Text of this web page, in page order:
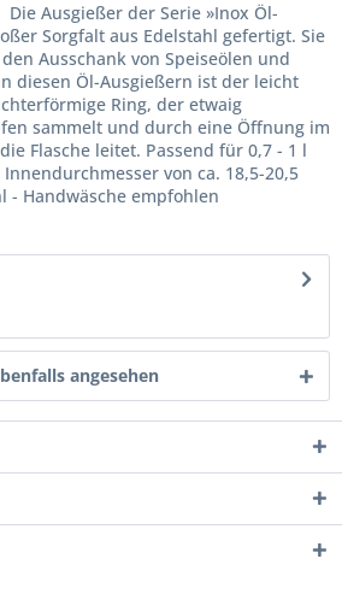
Die Ausgießer der Serie »Inox Öl-
Sorgfalt aus Edelstahl gefertigt. Sie
Ausschank von Speiseölen und
diesen Öl-Ausgießern ist der leicht
Ring, der etwaig
sammelt und durch eine Öffnung im
Flasche leitet. Passend für 0,7 - 1 l
von ca. 18,5-20,5
- Handwäsche empfohlen
angesehen